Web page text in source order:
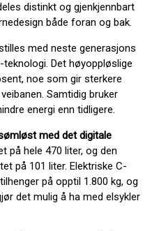
distinkt og gjenkjennbart
både foran og bak.
med neste generasjons
teknologi. Det høyoppløslige
noe som gir sterkere
Samtidig bruker
energi enn tidligere.
med det digitale
på hele 470 liter, og den
på 101 liter. Elektriske C-
på opptil 1.800 kg, og
det mulig å ha med elsykler